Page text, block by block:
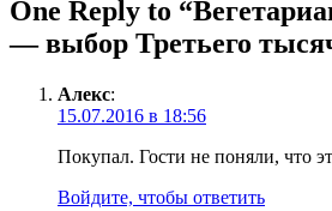
One Reply to
— выбор Третьего
Алекс:
15.07.2016 в 18:56
Покупал. Гости не поняли, что
Войдите, чтобы ответить